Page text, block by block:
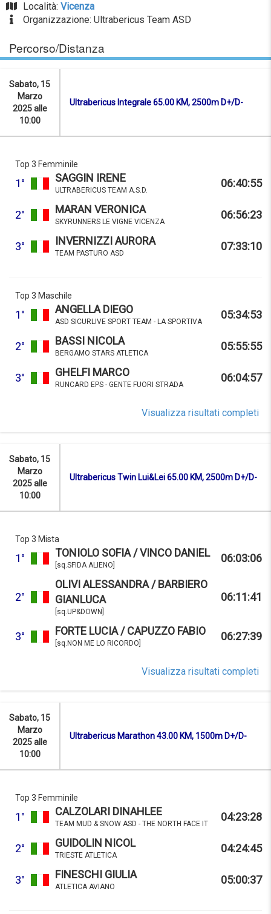
Località: Vicenza
Organizzazione: Ultrabericus Team ASD
Percorso/Distanza
Sabato, 15
Marzo
2025 alle
10:00
Ultrabericus Integrale 65.00 KM, 2500m D+/D-
Top 3 Femminile
1° SAGGIN IRENE
ULTRABERICUS TEAM A.S.D.
06:40:55
2° MARAN VERONICA
SKYRUNNERS LE VIGNE VICENZA
06:56:23
3° INVERNIZZI AURORA
TEAM PASTURO ASD
07:33:10
Top 3 Maschile
1° ANGELLA DIEGO
ASD SICURLIVE SPORT TEAM - LA SPORTIVA
05:34:53
2° BASSI NICOLA
BERGAMO STARS ATLETICA
05:55:55
3° GHELFI MARCO
RUNCARD EPS - GENTE FUORI STRADA
06:04:57
Visualizza risultati completi
Sabato, 15
Marzo
2025 alle
10:00
Ultrabericus Twin Lui&Lei 65.00 KM, 2500m D+/D-
Top 3 Mista
1° TONIOLO SOFIA / VINCO DANIEL
[sq.SFIDA ALIENO]
06:03:06
2°
OLIVI ALESSANDRA / BARBIERO
GIANLUCA
[sq.UP&DOWN]
06:11:41
3° FORTE LUCIA / CAPUZZO FABIO
[sq.NON ME LO RICORDO]
06:27:39
Visualizza risultati completi
Sabato, 15
Marzo
2025 alle
10:00
Ultrabericus Marathon 43.00 KM, 1500m D+/D-
Top 3 Femminile
1° CALZOLARI DINAHLEE
TEAM MUD & SNOW ASD - THE NORTH FACE IT
04:23:28
2° GUIDOLIN NICOL
TRIESTE ATLETICA
04:24:45
3° FINESCHI GIULIA
ATLETICA AVIANO
05:00:37